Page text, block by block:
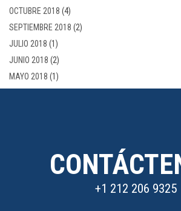
OCTUBRE 2018 (4)
SEPTIEMBRE 2018 (2)
JULIO 2018 (1)
JUNIO 2018 (2)
MAYO 2018 (1)
+1 212 206 9325